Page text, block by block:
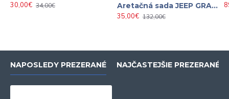
30,00€ 34,00€
Aretačná sada JEEP GRAND CHEROKEE CRD / MULTIJET 3.0 V6 ASTA
35,00€ 132,00€
NAPOSLEDY PREZERANÉ NAJČASTEJŠIE PREZERANÉ